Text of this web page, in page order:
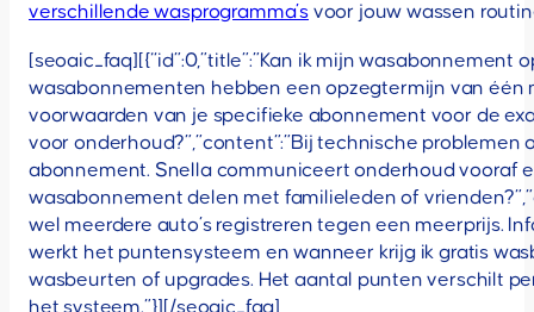
verschillende wasprogramma’svoor jouw wassen
[seoaic_faq][{“id”:0,”title”:”Kan ik mijn
wasabonnementen hebben een opzegtermijn van één
voorwaarden van je specifieke abonnement voor de
voor onderhoud?”,”content”:”Bij technische
abonnement. Snella communiceert onderhoud vooraf
wasabonnement delen met familieleden of
wel meerdere auto’s registreren tegen een meerprijs.
werkt het puntensysteem en wanneer krijg ik gratis
wasbeurten of upgrades. Het aantal punten verschilt